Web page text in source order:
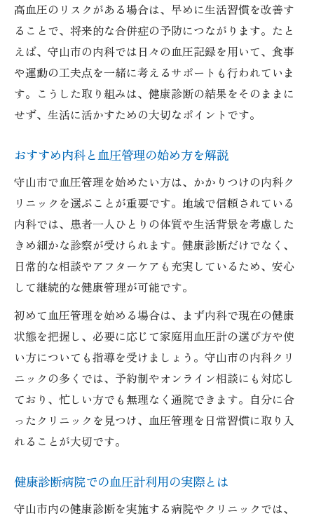
守山市のおすすめ内科クリニックの選び方
健康診断病院でのサポート体制と内科の強
み
血圧測定での内科医のアドバイスが心強い
理由
高血圧のリスクがある場合は、早めに生活習慣を改善す
ることで、将来的な合併症の予防につながります。たと
えば、守山市の内科では日々の血圧記録を用いて、食事
や運動の工夫点を一緒に考えるサポートも行われていま
す。こうした取り組みは、健康診断の結果をそのままに
せず、生活に活かすための大切なポイントです。
おすすめ内科と血圧管理の始め方を解説
守山市で血圧管理を始めたい方は、かかりつけの内科ク
リニックを選ぶことが重要です。地域で信頼されている
内科では、患者一人ひとりの体質や生活背景を考慮した
きめ細かな診察が受けられます。健康診断だけでなく、
日常的な相談やアフターケアも充実しているため、安心
して継続的な健康管理が可能です。
初めて血圧管理を始める場合は、まず内科で現在の健康
状態を把握し、必要に応じて家庭用血圧計の選び方や使
い方についても指導を受けましょう。守山市の内科クリ
ニックの多くでは、予約制やオンライン相談にも対応し
ており、忙しい方でも無理なく通院できます。自分に合
ったクリニックを見つけ、血圧管理を日常習慣に取り入
れることが大切です。
健康診断病院での血圧計利用の実際とは
守山市内の健康診断を実施する病院やクリニックでは、